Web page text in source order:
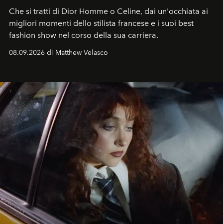
Che si tratti di Dior Homme o Celine, dai un'occhiata ai
migliori momenti dello stilista francese e i suoi best
fashion show nel corso della sua carriera.
08.09.2026 di Matthew Velasco